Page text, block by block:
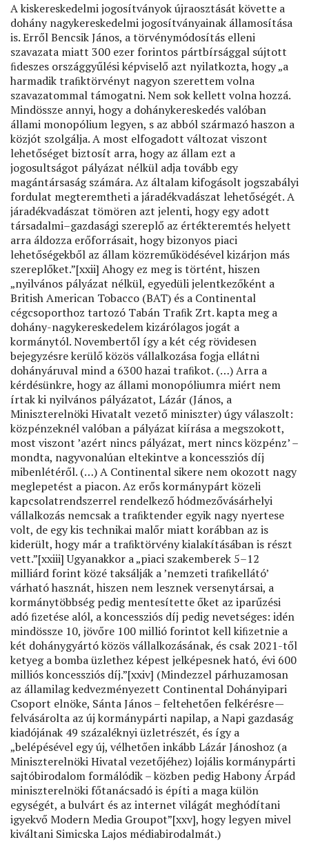
A kiskereskedelmi jogosítványok újraosztását követte a
dohány nagykereskedelmi jogosítványainak államosítása
is. Erről Bencsik János, a törvénymódosítás elleni
szavazata miatt 300 ezer forintos pártbírsággal sújtott
ﬁdeszes országgyűlési képviselő azt nyilatkozta, hogy „a
harmadik traﬁktörvényt nagyon szerettem volna
szavazatommal támogatni. Nem sok kellett volna hozzá.
Mindössze annyi, hogy a dohánykereskedés valóban
állami monopólium legyen, s az abból származó haszon a
közjót szolgálja. A most elfogadott változat viszont
lehetőséget biztosít arra, hogy az állam ezt a
jogosultságot pályázat nélkül adja tovább egy
magántársaság számára. Az általam kifogásolt jogszabályi
fordulat megteremtheti a járadékvadászat lehetőségét. A
járadékvadászat tömören azt jelenti, hogy egy adott
társadalmi–gazdasági szereplő az értékteremtés helyett
arra áldozza erőforrásait, hogy bizonyos piaci
lehetőségekből az állam közreműködésével kizárjon más
szereplőket.”[xxii] Ahogy ez meg is történt, hiszen
„nyilvános pályázat nélkül, egyedüli jelentkezőként a
British American Tobacco (BAT) és a Continental
cégcsoporthoz tartozó Tabán Traﬁk Zrt. kapta meg a
dohány-nagykereskedelem kizárólagos jogát a
kormánytól. Novembertől így a két cég rövidesen
bejegyzésre kerülő közös vállalkozása fogja ellátni
dohányáruval mind a 6300 hazai traﬁkot. (…) Arra a
kérdésünkre, hogy az állami monopóliumra miért nem
írtak ki nyilvános pályázatot, Lázár (János, a
Miniszterelnöki Hivatalt vezető miniszter) úgy válaszolt:
közpénzeknél valóban a pályázat kiírása a megszokott,
most viszont ’azért nincs pályázat, mert nincs közpénz’ –
mondta, nagyvonalúan eltekintve a koncessziós díj
mibenlétéről. (…) A Continental sikere nem okozott nagy
meglepetést a piacon. Az erős kormánypárt közeli
kapcsolatrendszerrel rendelkező hódmezővásárhelyi
vállalkozás nemcsak a traﬁktender egyik nagy nyertese
volt, de egy kis technikai malőr miatt korábban az is
kiderült, hogy már a traﬁktörvény kialakításában is részt
vett.”[xxiii] Ugyanakkor a „piaci szakemberek 5–12
milliárd forint közé taksálják a ’nemzeti traﬁkellátó’
várható hasznát, hiszen nem lesznek versenytársai, a
kormánytöbbség pedig mentesítette őket az iparűzési
adó ﬁzetése alól, a koncessziós díj pedig nevetséges: idén
mindössze 10, jövőre 100 millió forintot kell kiﬁzetnie a
két dohánygyártó közös vállalkozásának, és csak 2021-től
ketyeg a bomba üzlethez képest jelképesnek ható, évi 600
milliós koncessziós díj.”[xxiv] (Mindezzel párhuzamosan
az államilag kedvezményezett Continental Dohányipari
Csoport elnöke, Sánta János – feltehetően felkérésre —
felvásárolta az új kormánypárti napilap, a Napi gazdaság
kiadójának 49 százaléknyi üzletrészét, és így a
„belépésével egy új, vélhetően inkább Lázár Jánoshoz (a
Miniszterelnöki Hivatal vezetőjéhez) lojális kormánypárti
sajtóbirodalom formálódik – közben pedig Habony Árpád
miniszterelnöki főtanácsadó is építi a maga külön
egységét, a bulvárt és az internet világát meghódítani
igyekvő Modern Media Groupot”[xxv], hogy legyen mivel
kiváltani Simicska Lajos médiabirodalmát.)